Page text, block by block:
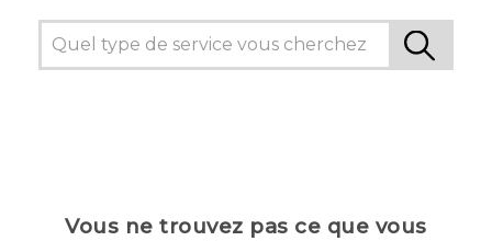
Vous ne trouvez pas ce que vous